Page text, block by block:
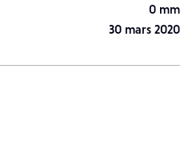
0 mm
30 mars 2020